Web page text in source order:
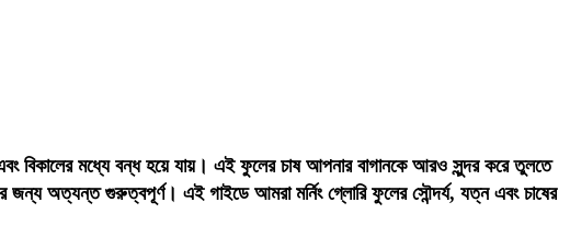
বিকালের মধ্যে বন্ধ হয়ে যায়। এই ফুলের চাষ আপনার বাগানকে আরও সুন্দর করে তুলতে
জন্য অত্যন্ত গুরুত্বপূর্ণ। এই গাইডে আমরা মর্নিং গ্লোরি ফুলের সৌন্দর্য, যত্ন এবং চাষের